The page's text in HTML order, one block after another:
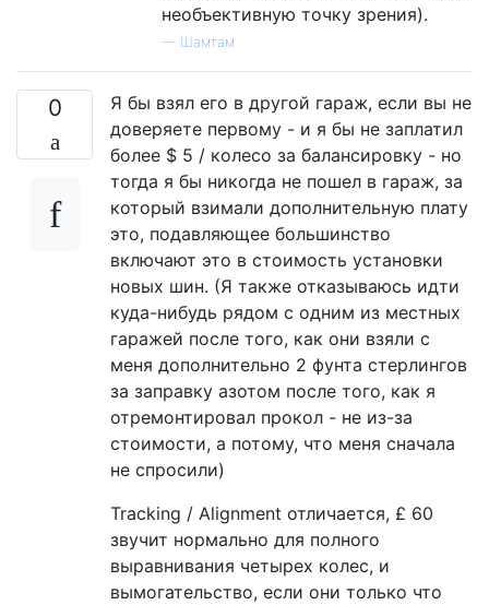
необъективную точку зрения).
— Шамтам
0
Я бы взял его в другой гараж, если вы не
доверяете первому - и я бы не заплатил
более $ 5 / колесо за балансировку - но
тогда я бы никогда не пошел в гараж, за
который взимали дополнительную плату
это, подавляющее большинство
включают это в стоимость установки
новых шин. (Я также отказываюсь идти
куда-нибудь рядом с одним из местных
гаражей после того, как они взяли с
меня дополнительно 2 фунта стерлингов
за заправку азотом после того, как я
отремонтировал прокол - не из-за
стоимости, а потому, что меня сначала
не спросили)
Tracking / Alignment отличается, £ 60
звучит нормально для полного
выравнивания четырех колес, и
вымогательство, если они только что